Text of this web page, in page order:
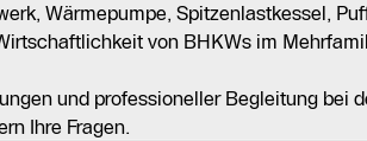
Wärmepumpe, Spitzenlastkessel,
von BHKWs im
und professioneller Begleitung bei
Ihre Fragen.